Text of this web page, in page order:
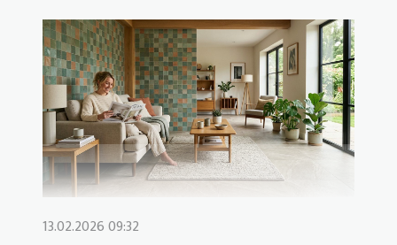
13.02.2026 09:32